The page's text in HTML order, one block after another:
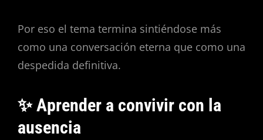
Por eso el tema termina sintiéndose más
como una conversación eterna que como una
despedida definitiva.
✨ Aprender a convivir con la
ausencia